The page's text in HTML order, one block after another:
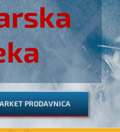
PRODAVNICA